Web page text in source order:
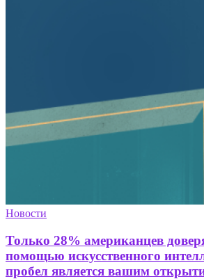
Новости
Только 28% американцев
помощью искусственного
пробел является вашим